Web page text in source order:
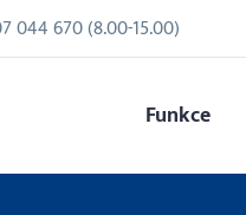
044 670(8.00-15.00)
Funkce